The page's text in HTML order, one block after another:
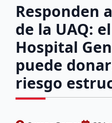
Responden
de la UAQ:
Hospital
puede
riesgo